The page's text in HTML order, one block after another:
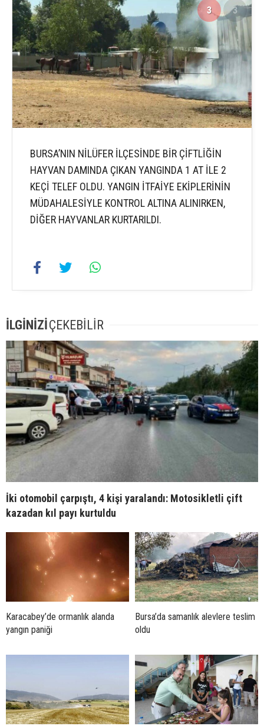
3 3
BURSA’NIN NİLÜFER İLÇESİNDE BİR ÇİFTLİĞİN
HAYVAN DAMINDA ÇIKAN YANGINDA 1 AT İLE 2
KEÇİ TELEF OLDU. YANGIN İTFAİYE EKİPLERİNİN
MÜDAHALESİYLE KONTROL ALTINA ALINIRKEN,
DİĞER HAYVANLAR KURTARILDI.
İLGİNİZİÇEKEBİLİR
İki otomobil çarpıştı, 4 kişi yaralandı: Motosikletli çift
kazadan kıl payı kurtuldu
Karacabey’de ormanlık alanda
yangın paniği
Bursa’da samanlık alevlere teslim
oldu